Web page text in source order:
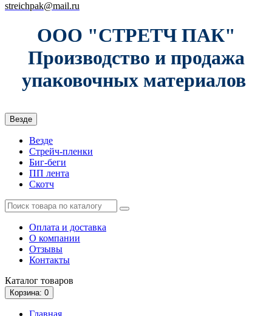
streichpak@mail.ru
ООО "СТРЕТЧ ПАК"
Производство и продажа
упаковочных материалов
Везде
Везде
Стрейч-пленки
Биг-беги
ПП лента
Скотч
Оплата и доставка
О компании
Отзывы
Контакты
Каталог товаров
Корзина: 0